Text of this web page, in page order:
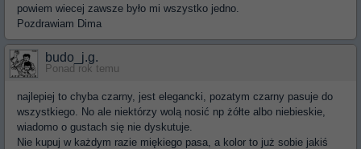
powiem wiecej zawsze było mi wszystko jedno.
Pozdrawiam Dima
budo_j.g.
Ponad rok temu
najlepiej to chyba czarny, jest elegancki, pozatym czarny pasuje do
wszystkiego. No ale niektórzy wolą nosić np żółte albo niebieskie,
wiadomo o gustach się nie dyskutuje.
Nie kupuj w każdym razie miękiego pasa, a kolor to już sobie jakiś